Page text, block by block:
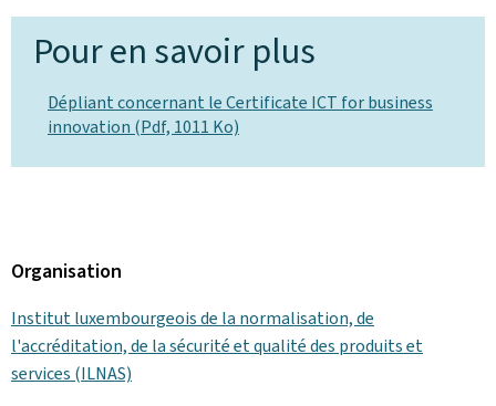
Pour en savoir plus
Dépliant concernant le Certificate ICT for business
innovation (Pdf, 1011 Ko)
Organisation
Institut luxembourgeois de la normalisation, de
l'accréditation, de la sécurité et qualité des produits et
services (ILNAS)